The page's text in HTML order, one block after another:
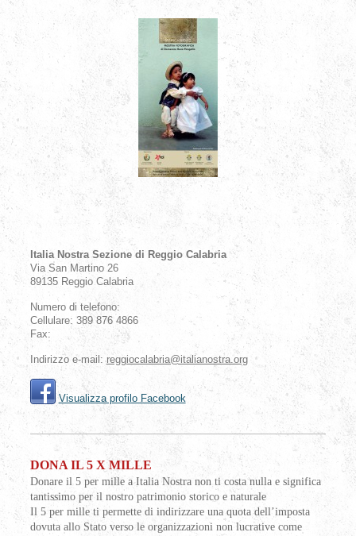
Italia Nostra Sezione di Reggio Calabria
Via San Martino 26
89135 Reggio Calabria
Numero di telefono:
Cellulare: 389 876 4866
Fax:
Indirizzo e-mail:reggiocalabria@italianostra.org
Visualizza profilo Facebook
DONA IL 5 X MILLE
Donare il 5 per mille a Italia Nostra non ti costa nulla e significa
tantissimo per il nostro patrimonio storico e naturale
Il 5 per mille ti permette di indirizzare una quota dell’imposta
dovuta allo Stato verso le organizzazioni non lucrative come